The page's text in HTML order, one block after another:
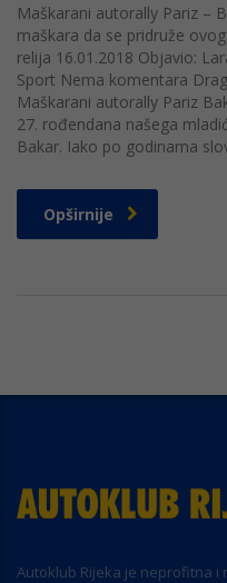
Maškarani autorally Pariz –
maškara da se pridruže
relija 16.01.2018 Objavio:
Sport Nema komentara
Maškarani autorally Pariz
27. rođendana našega
Bakar. Iako po godinama
Opširnije
Autoklub Rijeka je neprofitna i